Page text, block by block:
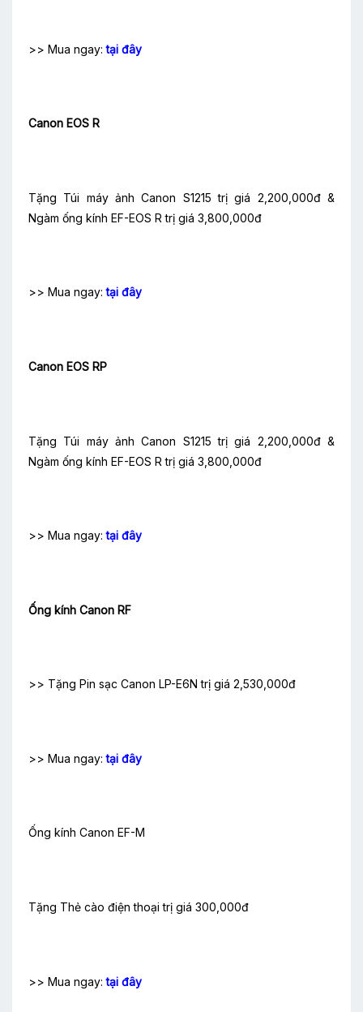
>> Mua ngay:tại đây
Canon EOS R
Tặng Túi máy ảnh Canon S1215 trị giá 2,200,000đ &
Ngàm ống kính EF-EOS R trị giá 3,800,000đ
>> Mua ngay:tại đây
Canon EOS RP
Tặng Túi máy ảnh Canon S1215 trị giá 2,200,000đ &
Ngàm ống kính EF-EOS R trị giá 3,800,000đ
>> Mua ngay:tại đây
Ống kính Canon RF
>> Tặng Pin sạc Canon LP-E6N trị giá 2,530,000đ
>> Mua ngay:tại đây
Ống kính Canon EF-M
Tặng Thẻ cào điện thoại trị giá 300,000đ
>> Mua ngay:tại đây